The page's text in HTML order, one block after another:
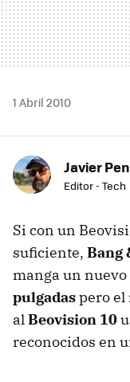
1 Abril 2010
Javier
Editor - Tech
Si con un
suficiente, Bang
manga un
pulgadaspero el
alBeovision 10
reconocidos en